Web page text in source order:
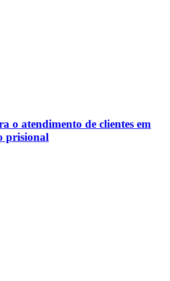
o atendimento de clientes em
prisional